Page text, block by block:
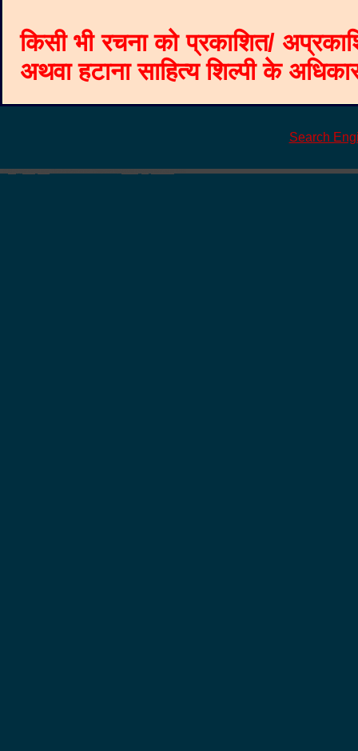
किसी भी रचना को प्रकाशित/
अथवा हटाना साहित्य शिल्पी के
Search